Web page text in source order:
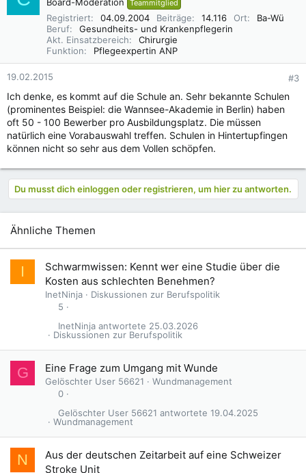
Teammitglied
Registriert 04.09.2004 Beiträge 14.116 Ort
Ba-Wü
Beruf
Gesundheits- und Krankenpflegerin
Akt. Einsatzbereich
Chirurgie
Funktion
Pflegeexpertin ANP
19.02.2015 #3
Ich denke, es kommt auf die Schule an. Sehr bekannte Schulen
(prominentes Beispiel: die Wannsee-Akademie in Berlin) haben
oft 50 - 100 Bewerber pro Ausbildungsplatz. Die müssen
natürlich eine Vorabauswahl treffen. Schulen in Hintertupfingen
können nicht so sehr aus dem Vollen schöpfen.
Du musst dich einloggen oder registrieren, um hier zu antworten.
Ähnliche Themen
I
Schwarmwissen: Kennt wer eine Studie über die
Kosten aus schlechten Benehmen?
InetNinja
Diskussionen zur Berufspolitik
5
Diskussionen zur Berufspolitik
25.03.2026
InetNinja
G Eine Frage zum Umgang mit Wunde
Gelöschter User 56621
Wundmanagement
0
Wundmanagement
19.04.2025
Gelöschter User 56621
N
Aus der deutschen Zeitarbeit auf eine Schweizer
Stroke Unit